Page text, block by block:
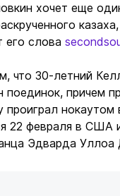
хочет еще
его слова
что 30-летний
причем
проиграл
22 февраля в США
Эдварда Уллоа